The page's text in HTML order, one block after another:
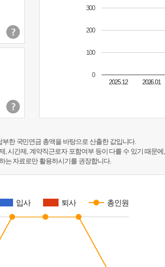
2025.12 2026.01
0
100
200
300
한 국민연금 총액을 바탕으로 산출한 값입니다.
, 시간제, 계약직근로자 포함여부 등이 다를 수 있기 때문
는 자료로만 활용하시기를 권장합니다.
입사 퇴사 총인원